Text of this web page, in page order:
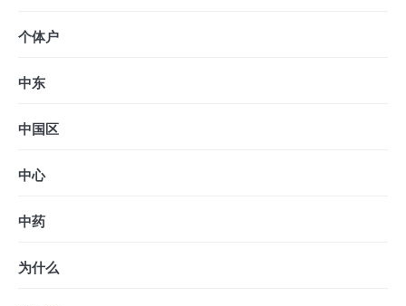
个体户
中东
中国区
中心
中药
为什么